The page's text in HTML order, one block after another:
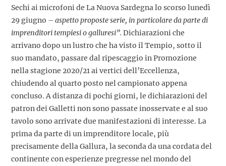
Sechi ai microfoni de La Nuova Sardegna lo scorso lunedì
29 giugno – aspetto proposte serie, in particolare da parte di
imprenditori tempiesi o galluresi”. Dichiarazioni che
arrivano dopo un lustro che ha visto il Tempio, sotto il
suo mandato, passare dal ripescaggio in Promozione
nella stagione 2020/21 ai vertici dell’Eccellenza,
chiudendo al quarto posto nel campionato appena
concluso. A distanza di pochi giorni, le dichiarazioni del
patron dei Galletti non sono passate inosservate e al suo
tavolo sono arrivate due manifestazioni di interesse. La
prima da parte di un imprenditore locale, più
precisamente della Gallura, la seconda da una cordata del
continente con esperienze pregresse nel mondo del